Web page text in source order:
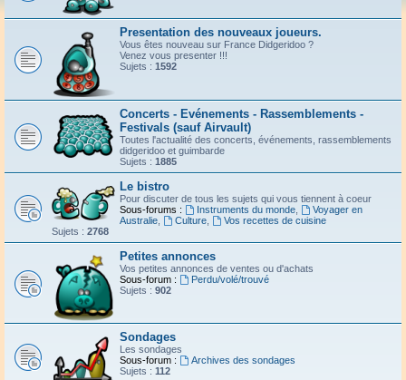
Presentation des nouveaux joueurs.
Vous êtes nouveau sur France Didgeridoo ?
Venez vous presenter !!!
Sujets : 1592
Concerts - Evénements - Rassemblements -
Festivals (sauf Airvault)
Toutes l'actualité des concerts, événements, rassemblements
didgeridoo et guimbarde
Sujets : 1885
Le bistro
Pour discuter de tous les sujets qui vous tiennent à coeur
Sous-forums :
Instruments du monde,
Voyager en
Australie
Culture,
Vos recettes de cuisine
Sujets : 2768
Petites annonces
Vos petites annonces de ventes ou d'achats
Sous-forum :
Perdu/volé/trouvé
Sujets : 902
Sondages
Les sondages
Sous-forum :
Archives des sondages
Sujets : 112